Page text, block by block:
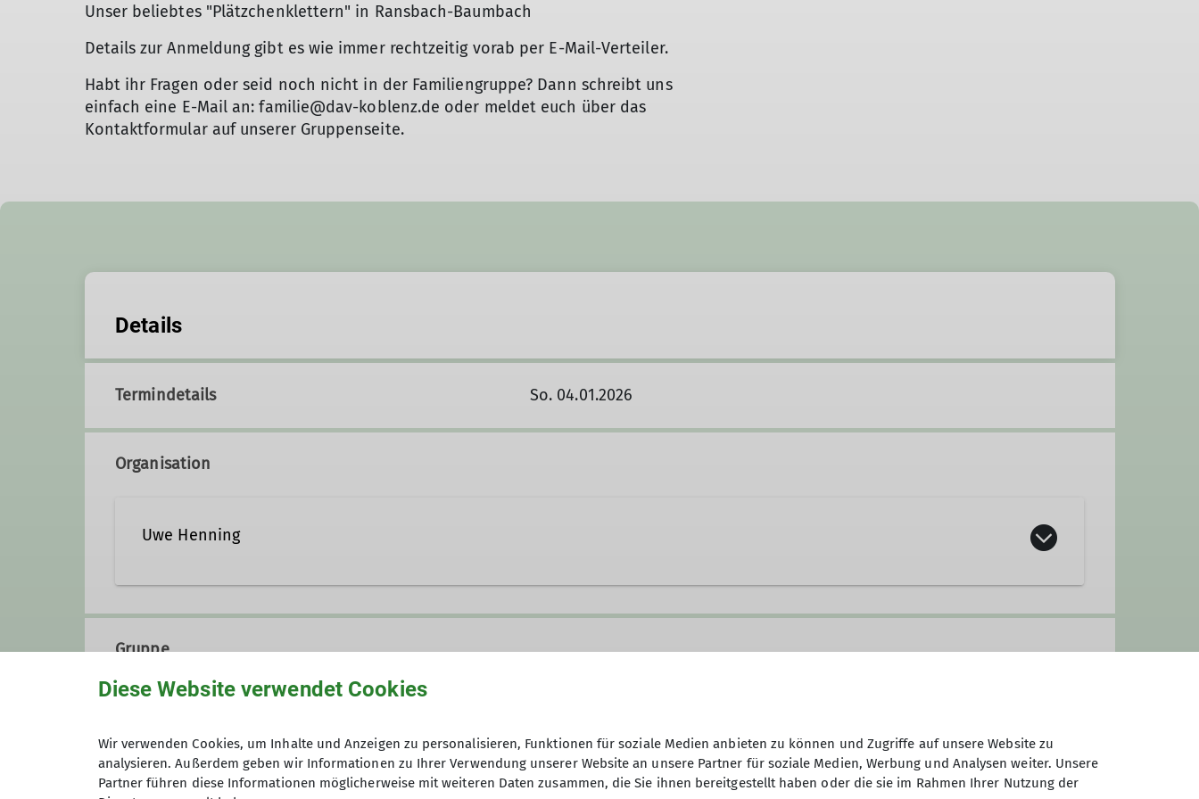
Unser beliebtes "Plätzchenklettern" in Ransbach-Baumbach
Details zur Anmeldung gibt es wie immer rechtzeitig vorab per E-Mail-Verteiler.
Habt ihr Fragen oder seid noch nicht in der Familiengruppe? Dann schreibt uns
einfach eine E-Mail an: familie@dav-koblenz.de oder meldet euch über das
Kontaktformular auf unserer Gruppenseite.
Details
Termindetails So. 04.01.2026
Organisation
Uwe Henning
Qualifikationen
Wanderleiter*in (ausgebildet)
Gruppe
Ihr seid eine aktive Familie, seid gerne draußen unterwegs und ihr habt Lust auf gemeinsame Aktivitäten? Dann seid ihr
Diese Website verwendet Cookies
Wir verwenden Cookies, um Inhalte und Anzeigen zu personalisieren, Funktionen für soziale Medien anbieten zu können und Zugriffe auf unsere Website zu
analysieren. Außerdem geben wir Informationen zu Ihrer Verwendung unserer Website an unsere Partner für soziale Medien, Werbung und Analysen weiter. Unsere
Partner führen diese Informationen möglicherweise mit weiteren Daten zusammen, die Sie ihnen bereitgestellt haben oder die sie im Rahmen Ihrer Nutzung der